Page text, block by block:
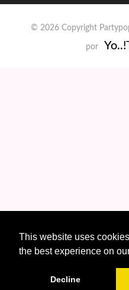
This website uses
the best experience on
Decline
© 2026 Copyright
por